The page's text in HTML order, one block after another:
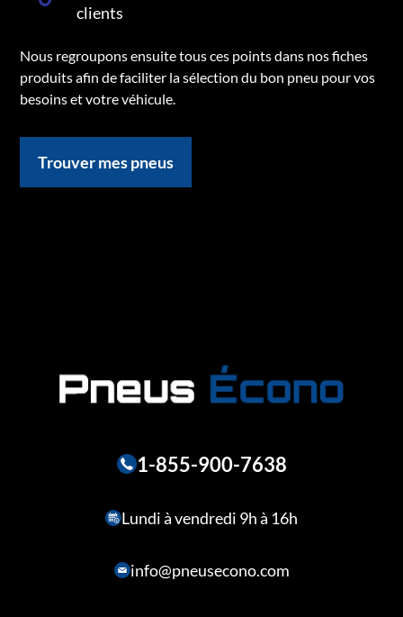
clients
Nous regroupons ensuite tous ces points dans nos fiches
produits afin de faciliter la sélection du bon pneu pour vos
besoins et votre véhicule.
Trouver mes pneus
1-855-900-7638
Lundi à vendredi 9h à 16h
info@pneusecono.com